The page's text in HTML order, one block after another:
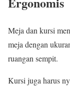
Meja dan kursi
meja dengan
ruangan sempit.
Kursi juga harus